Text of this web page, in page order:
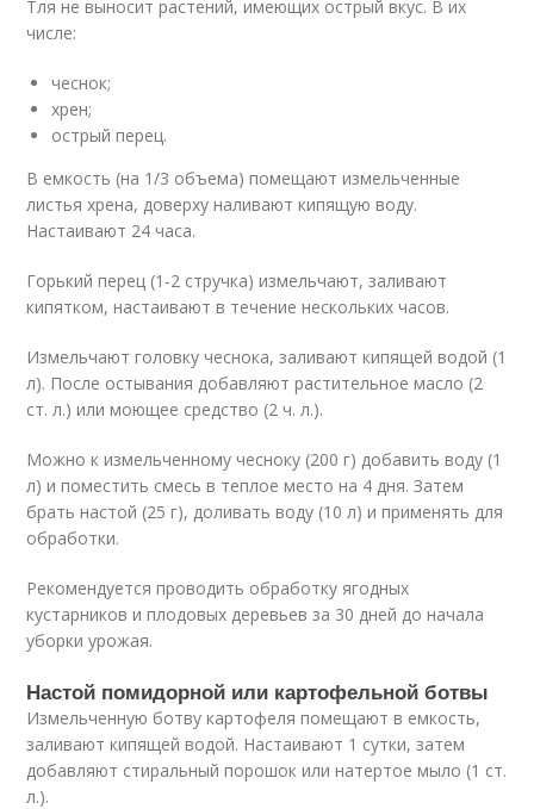
Тля не выносит растений, имеющих острый вкус. В их
числе:
чеснок;
хрен;
острый перец.
В емкость (на 1/3 объема) помещают измельченные
листья хрена, доверху наливают кипящую воду.
Настаивают 24 часа.
Горький перец (1-2 стручка) измельчают, заливают
кипятком, настаивают в течение нескольких часов.
Измельчают головку чеснока, заливают кипящей водой (1
л). После остывания добавляют растительное масло (2
ст. л.) или моющее средство (2 ч. л.).
Можно к измельченному чесноку (200 г) добавить воду (1
л) и поместить смесь в теплое место на 4 дня. Затем
брать настой (25 г), доливать воду (10 л) и применять для
обработки.
Рекомендуется проводить обработку ягодных
кустарников и плодовых деревьев за 30 дней до начала
уборки урожая.
Настой помидорной или картофельной ботвы
Измельченную ботву картофеля помещают в емкость,
заливают кипящей водой. Настаивают 1 сутки, затем
добавляют стиральный порошок или натертое мыло (1 ст.
л.).